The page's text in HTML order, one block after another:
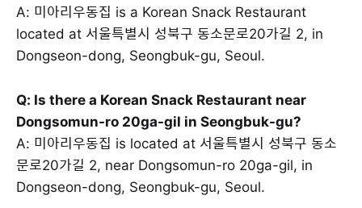
A: 미아리우동집 is a Korean Snack Restaurant
located at 서울특별시 성북구 동소문로20가길 2, in
Dongseon-dong, Seongbuk-gu, Seoul.
Q: Is there a Korean Snack Restaurant near
Dongsomun-ro 20ga-gil in Seongbuk-gu?
A: 미아리우동집 is located at 서울특별시 성북구 동소
문로20가길 2, near Dongsomun-ro 20ga-gil, in
Dongseon-dong, Seongbuk-gu, Seoul.